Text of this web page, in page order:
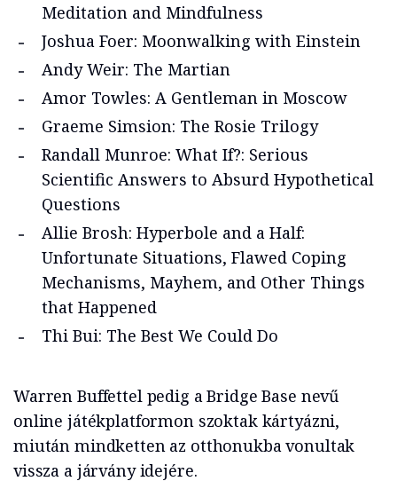
Meditation and Mindfulness
Joshua Foer: Moonwalking with Einstein
Andy Weir: The Martian
Amor Towles: A Gentleman in Moscow
Graeme Simsion: The Rosie Trilogy
Randall Munroe: What If?: Serious
Scientific Answers to Absurd Hypothetical
Questions
Allie Brosh: Hyperbole and a Half:
Unfortunate Situations, Flawed Coping
Mechanisms, Mayhem, and Other Things
that Happened
Thi Bui: The Best We Could Do
Warren Buffettel pedig a Bridge Base nevű
online játékplatformon szoktak kártyázni,
miután mindketten az otthonukba vonultak
vissza a járvány idejére.